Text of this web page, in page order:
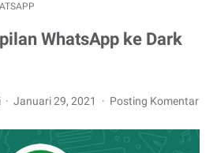
WhatsApp ke Dark
Januari 29, 2021 Posting Komentar